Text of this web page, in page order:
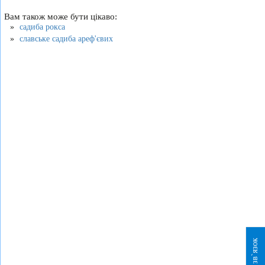
Вам також може бути цікаво:
садиба рокса
славське садиба ареф'євих